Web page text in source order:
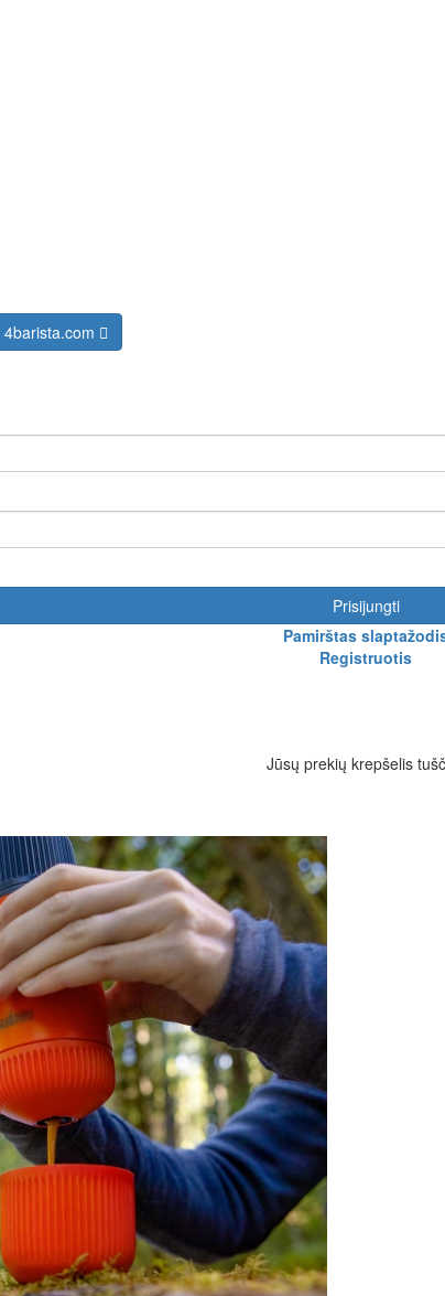
4barista.com
Prisijungti
Pamirštas
Registruotis
Jūsų prekių krepšelis